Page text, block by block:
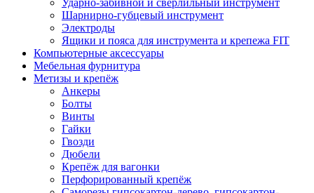
Ударно-забивной и сверлильный инструмент
Шарнирно-губцевый инструмент
Электроды
Ящики и пояса для инструмента и крепежа FIT
Компьютерные аксессуары
Мебельная фурнитура
Метизы и крепёж
Анкеры
Болты
Винты
Гайки
Гвозди
Дюбели
Крепёж для вагонки
Перфорированный крепёж